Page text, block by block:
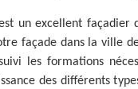
un excellent façadier
façade dans la ville
les formations
des différents